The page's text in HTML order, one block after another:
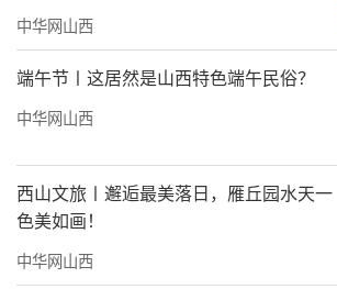
中华网山西
端午节〡这居然是山西特色端午民俗？
中华网山西
西山文旅〡邂逅最美落日，雁丘园水天一
色美如画！
中华网山西